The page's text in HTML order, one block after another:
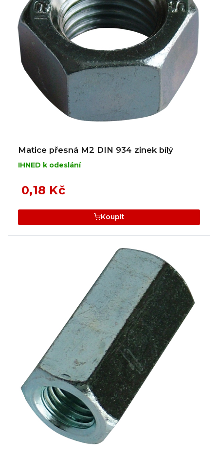
Matice přesná M2 DIN 934 zinek bílý
IHNED k odeslání
0,18 Kč
Koupit